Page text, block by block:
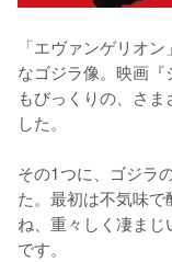
「エヴァンゲリオ
なゴジラ像。映画
もびっくりの、さ
した。
その1つに、ゴジラ
た。最初は不気味
ね、重々しく凄ま
です。